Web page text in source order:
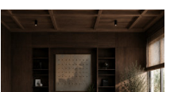
Exempel på ett stort klassiskt
hemmastudio, med beige
väggar, laminatgolv, ett
fristående skrivbord och
brunt golv